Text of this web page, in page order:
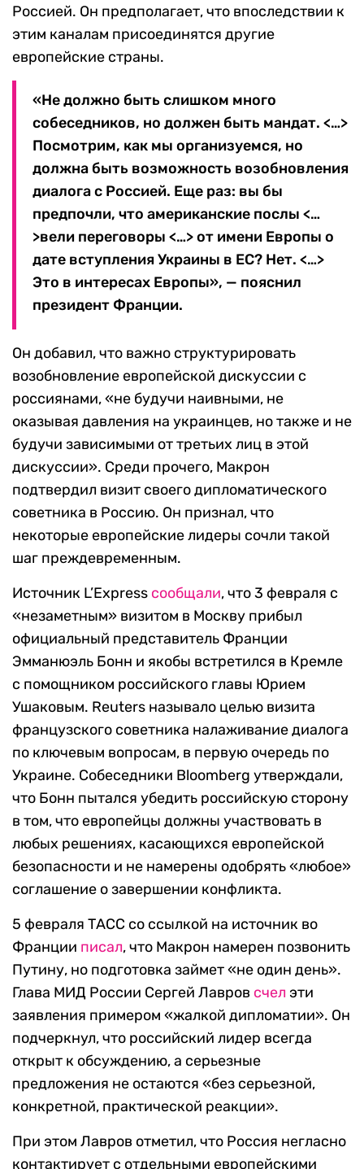
Россией. Он предполагает, что впоследствии к
этим каналам присоединятся другие
европейские страны.
«Не должно быть слишком много
собеседников, но должен быть мандат. <…>
Посмотрим, как мы организуемся, но
должна быть возможность возобновления
диалога с Россией. Еще раз: вы бы
предпочли, что американские послы <…
>вели переговоры <…> от имени Европы о
дате вступления Украины в ЕС? Нет. <…>
Это в интересах Европы», — пояснил
президент Франции.
Он добавил, что важно структурировать
возобновление европейской дискуссии с
россиянами, «не будучи наивными, не
оказывая давления на украинцев, но также и не
будучи зависимыми от третьих лиц в этой
дискуссии». Среди прочего, Макрон
подтвердил визит своего дипломатического
советника в Россию. Он признал, что
некоторые европейские лидеры сочли такой
шаг преждевременным.
Источник L’Express сообщали, что 3 февраля с
«незаметным» визитом в Москву прибыл
официальный представитель Франции
Эмманюэль Бонн и якобы встретился в Кремле
с помощником российского главы Юрием
Ушаковым. Reuters называло целью визита
французского советника налаживание диалога
по ключевым вопросам, в первую очередь по
Украине. Собеседники Bloomberg утверждали,
что Бонн пытался убедить российскую сторону
в том, что европейцы должны участвовать в
любых решениях, касающихся европейской
безопасности и не намерены одобрять «любое»
соглашение о завершении конфликта.
5 февраля ТАСС со ссылкой на источник во
Франции писал, что Макрон намерен позвонить
Путину, но подготовка займет «не один день».
Глава МИД России Сергей Лавров счел эти
заявления примером «жалкой дипломатии». Он
подчеркнул, что российский лидер всегда
открыт к обсуждению, а серьезные
предложения не остаются «без серьезной,
конкретной, практической реакции».
При этом Лавров отметил, что Россия негласно
контактирует с отдельными европейскими